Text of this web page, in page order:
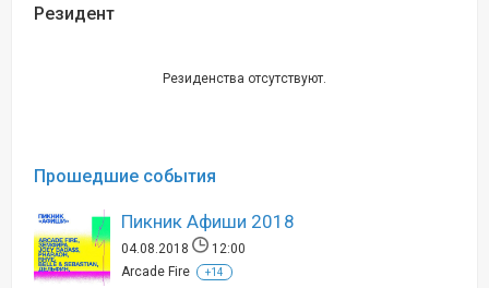
Резидент
Резиденства отсутствуют.
Прошедшие события
Пикник Афиши 2018
04.08.2018
12:00
Arcade Fire
+14